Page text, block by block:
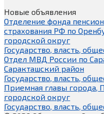
Новые объявления
Отделение фонда
страхования РФ по
городской округ
Государство, власть,
Отдел МВД России по
Саракташский район
Государство, власть,
Приемная главы города,
городской округ
Государство, власть,